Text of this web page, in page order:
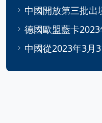
中國開放第三批出
德國歐盟藍卡
中國從2023年3月